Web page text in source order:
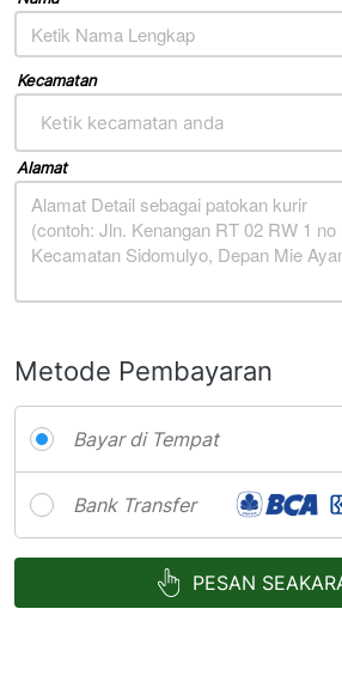
Kecamatan
Ketik kecamatan anda
Alamat
Metode Pembayaran
Bayar di Tempat
Bank Transfer
` PESAN